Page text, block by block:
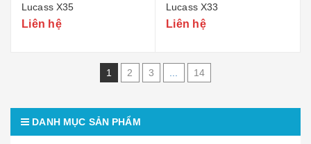
Lucass X35
Liên hệ
Lucass X33
Liên hệ
1 2 3 14
DANH MỤC SẢN PHẨM